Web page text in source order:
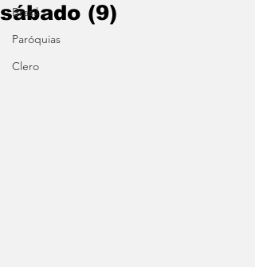
Brasil
Paróquias
Clero
sábado (9)